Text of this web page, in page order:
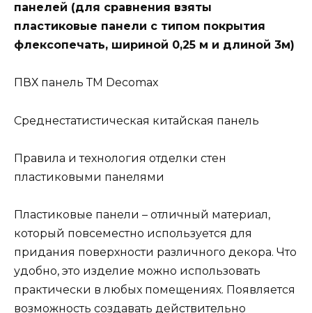
панелей (для сравнения взяты
пластиковые панели с типом покрытия
флексопечать, шириной 0,25 м и длиной 3м)
ПВХ панель ТМ Decomax
Среднестатистическая китайская панель
Правила и технология отделки стен
пластиковыми панелями
Пластиковые панели – отличный материал,
который повсеместно используется для
придания поверхности различного декора. Что
удобно, это изделие можно использовать
практически в любых помещениях. Появляется
возможность создавать действительно